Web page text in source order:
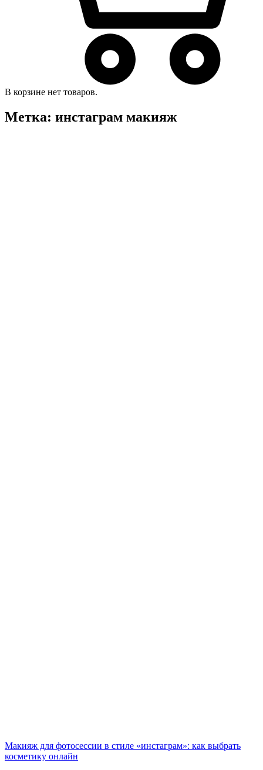
В корзине нет товаров.
Метка: инстаграм макияж
Макияж для фотосессии в стиле «инстаграм»: как выбрать
косметику онлайн